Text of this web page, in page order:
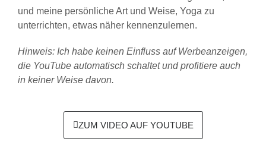
und meine persönliche Art und Weise, Yoga zu
unterrichten, etwas näher kennenzulernen.
Hinweis: Ich habe keinen Einfluss aufWerbeanzeigen,
die YouTube automatisch schaltet und profitiere auch
in keiner Weise davon.
ZUM VIDEO AUF YOUTUBE